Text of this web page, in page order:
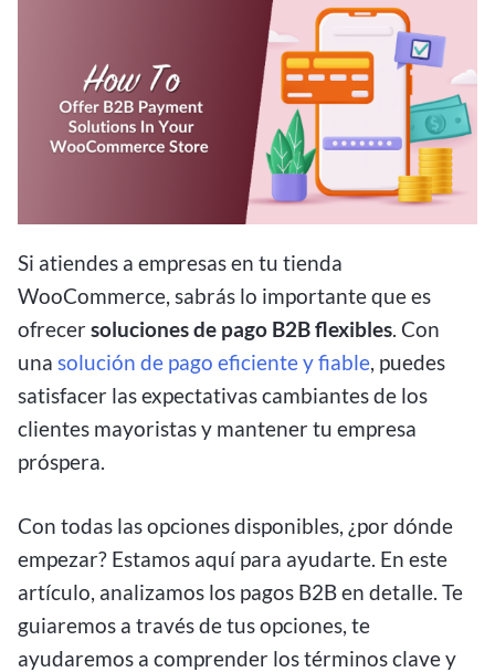
Si atiendes a empresas en tu tienda
WooCommerce, sabrás lo importante que es
ofrecersoluciones de pago B2B flexibles. Con
una solución de pago eficiente y fiable, puedes
satisfacer las expectativas cambiantes de los
clientes mayoristas y mantener tu empresa
próspera.
Con todas las opciones disponibles, ¿por dónde
empezar? Estamos aquí para ayudarte. En este
artículo, analizamos los pagos B2B en detalle. Te
guiaremos a través de tus opciones, te
ayudaremos a comprender los términos clave y